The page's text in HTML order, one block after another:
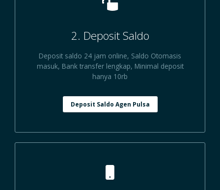
2. Deposit Saldo
Deposit saldo 24 jam online, Saldo Otomasis
masuk, Bank transfer lengkap, Minimal deposit
hanya 10rb
Deposit Saldo Agen Pulsa